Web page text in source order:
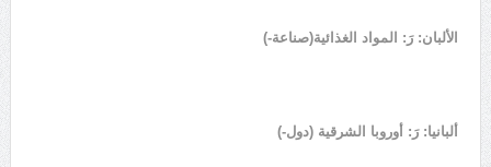
الألبان: رَ: المواد الغذائية(صناعة-)
ألبانيا: رَ: أوروبا الشرقية (دول-)